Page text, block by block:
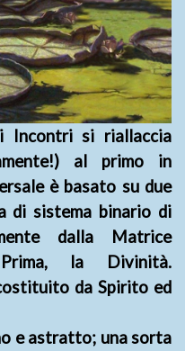
Incontri si riallaccia
al primo in
è basato su due
di sistema binario di
dalla Matrice
la Divinità.
da Spirito ed
e astratto; una sorta